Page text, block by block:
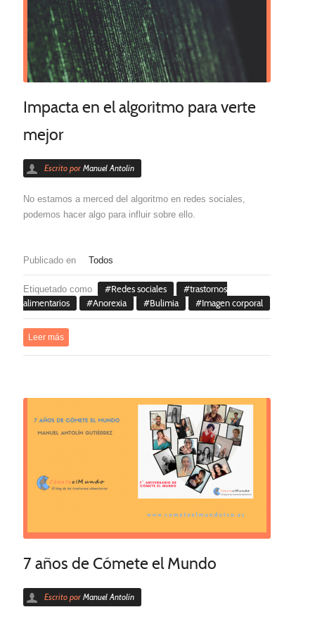
Impacta en el algoritmo para verte
mejor
Escrito por Manuel Antolín
No estamos a merced del algoritmo en redes sociales,
podemos hacer algo para influir sobre ello.
Publicado en Todos
Etiquetado como Redes sociales
trastornos
alimentarios
Anorexia Bulimia Imagen corporal
Leer más
7 años de Cómete el Mundo
Escrito por Manuel Antolín